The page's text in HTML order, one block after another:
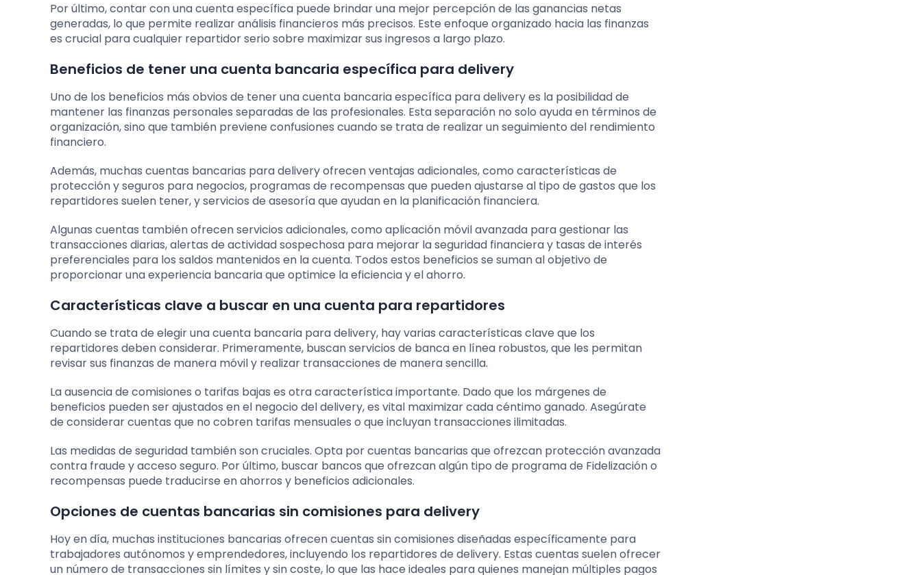
Por último, contar con una cuenta específica puede brindar una mejor percepción de las ganancias netas
generadas, lo que permite realizar análisis financieros más precisos. Este enfoque organizado hacia las finanzas
es crucial para cualquier repartidor serio sobre maximizar sus ingresos a largo plazo.
Beneficios de tener una cuenta bancaria específica para delivery
Uno de los beneficios más obvios de tener una cuenta bancaria específica para delivery es la posibilidad de
mantener las finanzas personales separadas de las profesionales. Esta separación no solo ayuda en términos de
organización, sino que también previene confusiones cuando se trata de realizar un seguimiento del rendimiento
financiero.
Además, muchas cuentas bancarias para delivery ofrecen ventajas adicionales, como características de
protección y seguros para negocios, programas de recompensas que pueden ajustarse al tipo de gastos que los
repartidores suelen tener, y servicios de asesoría que ayudan en la planificación financiera.
Algunas cuentas también ofrecen servicios adicionales, como aplicación móvil avanzada para gestionar las
transacciones diarias, alertas de actividad sospechosa para mejorar la seguridad financiera y tasas de interés
preferenciales para los saldos mantenidos en la cuenta. Todos estos beneficios se suman al objetivo de
proporcionar una experiencia bancaria que optimice la eficiencia y el ahorro.
Características clave a buscar en una cuenta para repartidores
Cuando se trata de elegir una cuenta bancaria para delivery, hay varias características clave que los
repartidores deben considerar. Primeramente, buscan servicios de banca en línea robustos, que les permitan
revisar sus finanzas de manera móvil y realizar transacciones de manera sencilla.
La ausencia de comisiones o tarifas bajas es otra característica importante. Dado que los márgenes de
beneficios pueden ser ajustados en el negocio del delivery, es vital maximizar cada céntimo ganado. Asegúrate
de considerar cuentas que no cobren tarifas mensuales o que incluyan transacciones ilimitadas.
Las medidas de seguridad también son cruciales. Opta por cuentas bancarias que ofrezcan protección avanzada
contra fraude y acceso seguro. Por último, buscar bancos que ofrezcan algún tipo de programa de Fidelización o
recompensas puede traducirse en ahorros y beneficios adicionales.
Opciones de cuentas bancarias sin comisiones para delivery
Hoy en día, muchas instituciones bancarias ofrecen cuentas sin comisiones diseñadas específicamente para
trabajadores autónomos y emprendedores, incluyendo los repartidores de delivery. Estas cuentas suelen ofrecer
un número de transacciones sin límites y sin coste, lo que las hace ideales para quienes manejan múltiples pagos